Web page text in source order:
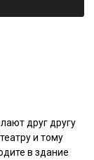
друг другу
и тому
в здание